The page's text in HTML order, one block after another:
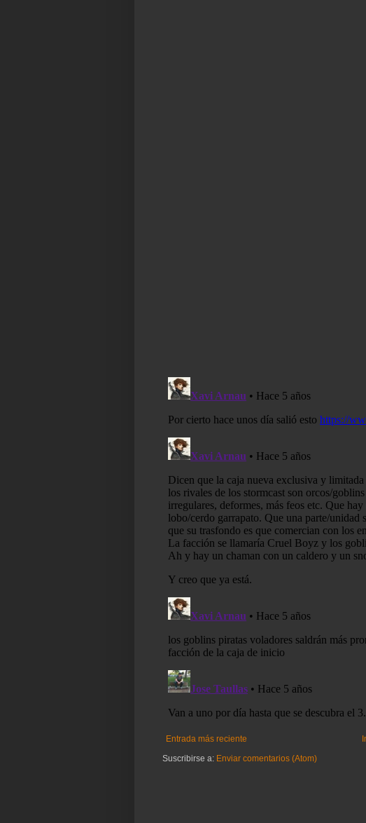
Entrada más reciente
Suscribirse a: Enviar comentarios (Atom)